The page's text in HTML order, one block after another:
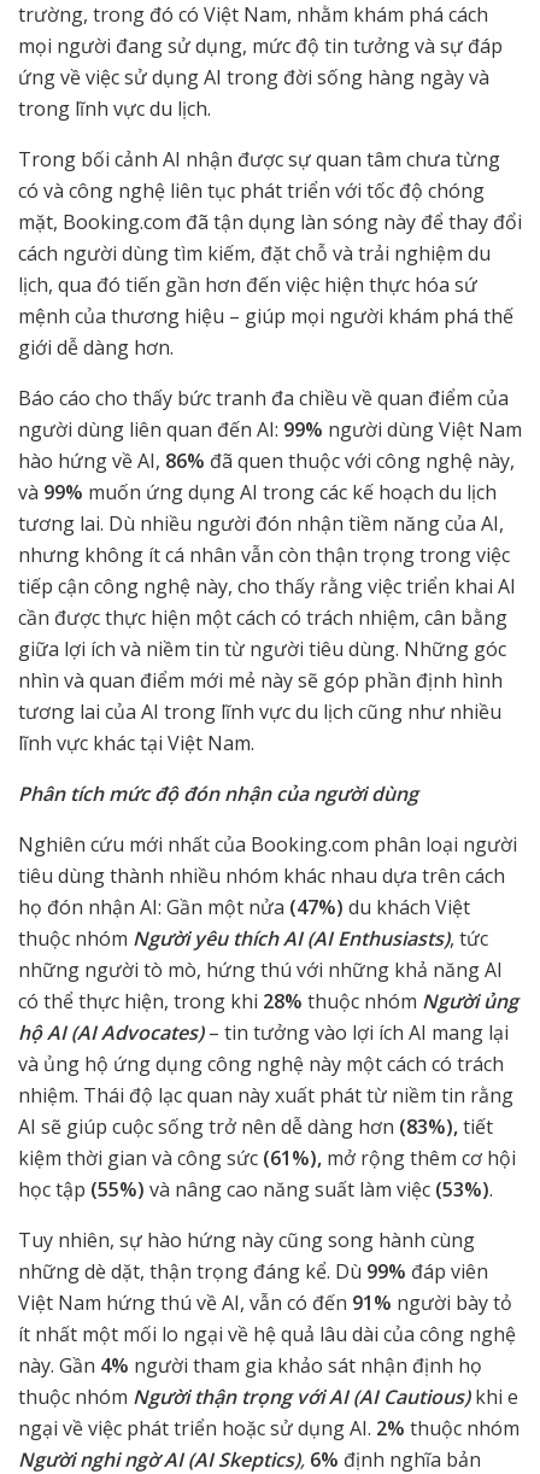
trường, trong đó có Việt Nam, nhằm khám phá cách
mọi người đang sử dụng, mức độ tin tưởng và sự đáp
ứng về việc sử dụng AI trong đời sống hàng ngày và
trong lĩnh vực du lịch.
Trong bối cảnh AI nhận được sự quan tâm chưa từng
có và công nghệ liên tục phát triển với tốc độ chóng
mặt, Booking.com đã tận dụng làn sóng này để thay đổi
cách người dùng tìm kiếm, đặt chỗ và trải nghiệm du
lịch, qua đó tiến gần hơn đến việc hiện thực hóa sứ
mệnh của thương hiệu – giúp mọi người khám phá thế
giới dễ dàng hơn.
Báo cáo cho thấy bức tranh đa chiều về quan điểm của
người dùng liên quan đến AI: 99% người dùng Việt Nam
hào hứng về AI, 86% đã quen thuộc với công nghệ này,
và 99% muốn ứng dụng AI trong các kế hoạch du lịch
tương lai. Dù nhiều người đón nhận tiềm năng của AI,
nhưng không ít cá nhân vẫn còn thận trọng trong việc
tiếp cận công nghệ này, cho thấy rằng việc triển khai AI
cần được thực hiện một cách có trách nhiệm, cân bằng
giữa lợi ích và niềm tin từ người tiêu dùng. Những góc
nhìn và quan điểm mới mẻ này sẽ góp phần định hình
tương lai của AI trong lĩnh vực du lịch cũng như nhiều
lĩnh vực khác tại Việt Nam.
Phân tích mức độ đón nhận của người dùng
Nghiên cứu mới nhất của Booking.com phân loại người
tiêu dùng thành nhiều nhóm khác nhau dựa trên cách
họ đón nhận AI: Gần một nửa (47%) du khách Việt
thuộc nhóm Người yêu thích AI (AI Enthusiasts), tức
những người tò mò, hứng thú với những khả năng AI
có thể thực hiện, trong khi 28% thuộc nhóm Người ủng
hộ AI (AI Advocates)– tin tưởng vào lợi ích AI mang lại
và ủng hộ ứng dụng công nghệ này một cách có trách
nhiệm. Thái độ lạc quan này xuất phát từ niềm tin rằng
AI sẽ giúp cuộc sống trở nên dễ dàng hơn (83%),tiết
kiệm thời gian và công sức (61%), mở rộng thêm cơ hội
học tập (55%) và nâng cao năng suất làm việc (53%).
Tuy nhiên, sự hào hứng này cũng song hành cùng
những dè dặt, thận trọng đáng kể. Dù 99% đáp viên
Việt Nam hứng thú về AI, vẫn có đến 91% người bày tỏ
ít nhất một mối lo ngại về hệ quả lâu dài của công nghệ
này. Gần 4% người tham gia khảo sát nhận định họ
thuộc nhóm Người thận trọng với AI (AI Cautious)khi e
ngại về việc phát triển hoặc sử dụng AI. 2% thuộc nhóm
Người nghi ngờ AI (AI Skeptics), 6% định nghĩa bản